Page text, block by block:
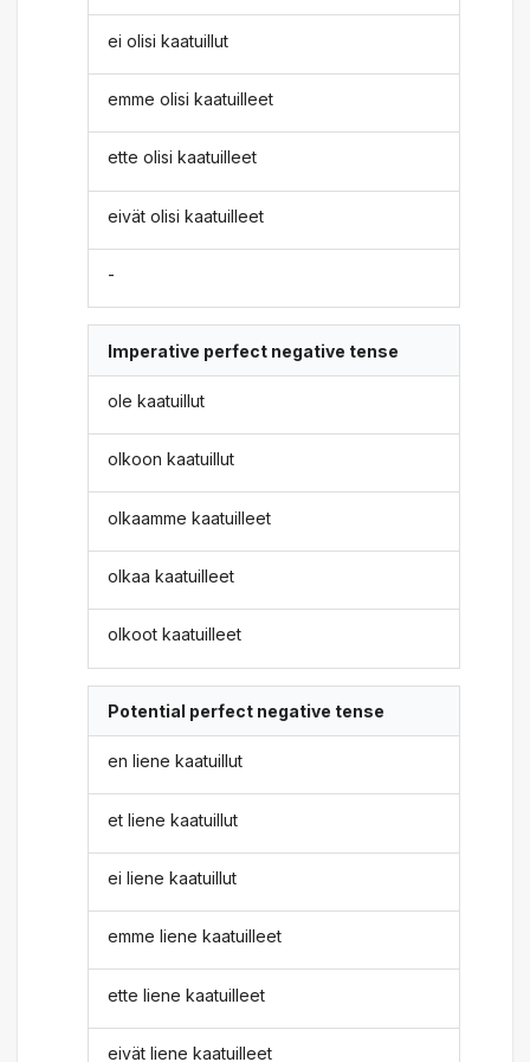
ei olisi kaatuillut
emme olisi kaatuilleet
ette olisi kaatuilleet
eivät olisi kaatuilleet
-
Imperative perfect negative tense
ole kaatuillut
olkoon kaatuillut
olkaamme kaatuilleet
olkaa kaatuilleet
olkoot kaatuilleet
Potential perfect negative tense
en liene kaatuillut
et liene kaatuillut
ei liene kaatuillut
emme liene kaatuilleet
ette liene kaatuilleet
eivät liene kaatuilleet